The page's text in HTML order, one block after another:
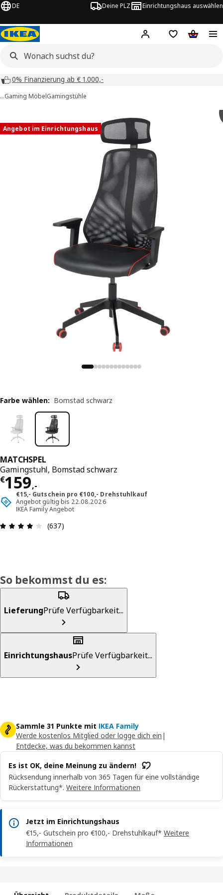
DE Deine PLZ Einrichtungshaus auswählen
Hej! Jetzt anmelden.
Einkaufsliste
0% Finanzierung ab € 1.000,-
…Gaming MöbelGamingstühle
Angebot im Einrichtungshaus
MATCHSPEL
Gamingstuhl, Bomstad schwarz
€159,-
Preis € 159,-
€15,- Gutschein pro €100,- Drehstuhlkauf
Angebot gültig bis 22.08.2026
IKEA Family Angebot
Produktbewertung: 4 von 5 Sterne Alle
(637)
Farbe wählen: Bomstad schwarz
So bekommst du es:
LieferungPrüfe Verfügbarkeit...
EinrichtungshausPrüfe Verfügbarkeit...
Sammle 31 Punkte mit IKEA Family
Werde kostenlos Mitglied oder logge dich ein |
Entdecke, was du bekommen kannst
Es ist OK, deine Meinung zu ändern!
Rücksendung innerhalb von 365 Tagen für eine vollständige
Rückerstattung*. Weitere Informationen
Jetzt im Einrichtungshaus
€15,- Gutschein pro €100,- Drehstuhlkauf* Weitere
Informationen